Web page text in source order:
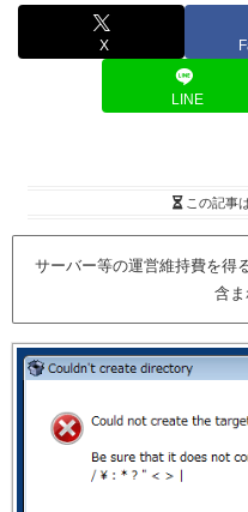
X
LINE
この記事
サーバー等の運営維持費を得
含